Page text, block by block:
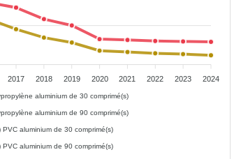
2017 2018 2019 2020 2021 2022 2023 2024
aluminium de 30 comprimé(s)
aluminium de 90 comprimé(s)
aluminium de 30 comprimé(s)
aluminium de 90 comprimé(s)